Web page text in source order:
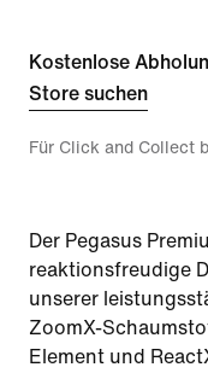
Kostenlose
Store suchen
Für Click and Collect
Der Pegasus
reaktionsfreudige
unserer
ZoomX-
Element und